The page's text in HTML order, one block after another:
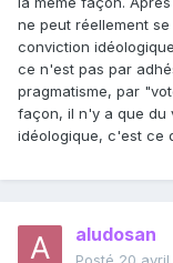
ne peut réellement
conviction
ce n'est pas par
pragmatisme, par
façon, il n'y a que du
idéologique, c'est ce
aludosan